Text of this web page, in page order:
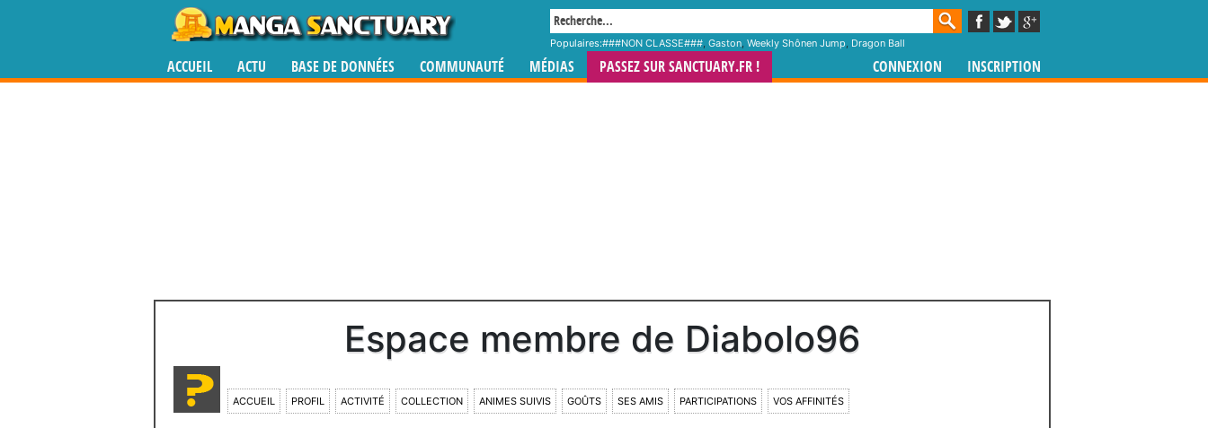
Populaires:###NON CLASSE###, Gaston, Weekly Shônen Jump, Dragon Ball
ACCUEIL ACTU BASE DE DONNÉES COMMUNAUTÉ MÉDIAS PASSEZ SUR SANCTUARY.FR ! CONNEXION INSCRIPTION
Espace membre de Diabolo96
ACCUEIL PROFIL ACTIVITÉ COLLECTION ANIMES SUIVIS GOÛTS SES AMIS PARTICIPATIONS VOS AFFINITÉS